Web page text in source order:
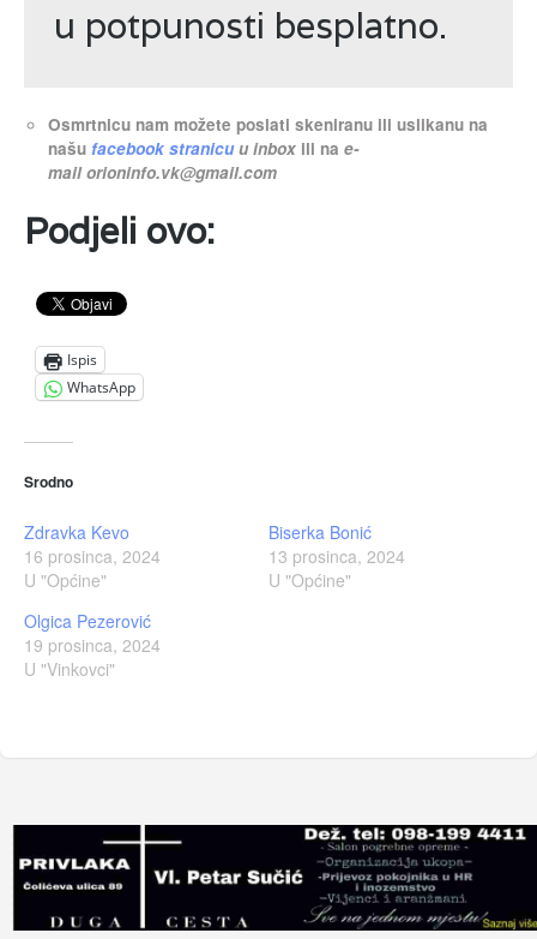
u potpunosti besplatno.
Osmrtnicu nam možete poslati skeniranu ili uslikanu na
našufacebook stranicuu inbox ili nae-
mailorioninfo.vk@gmail.com
Podjeli ovo:
Ispis
WhatsApp
Srodno
Zdravka Kevo
16 prosinca, 2024
U "Općine"
Biserka Bonić
13 prosinca, 2024
U "Općine"
Olgica Pezerović
19 prosinca, 2024
U "Vinkovci"